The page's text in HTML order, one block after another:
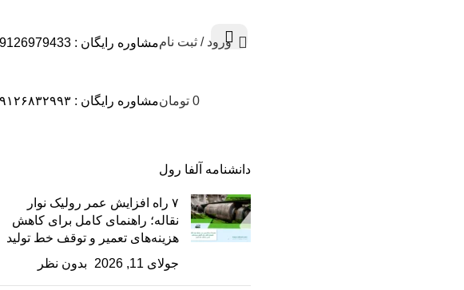
ورود / ثبت ناممشاوره رایگان : 09126979433
0 تومانمشاوره رایگان : ۰۹۱۲۶۸۳۲۹۹۳
دانشنامه آلفا رول
۷ راه افزایش عمر رولیک نوار
نقاله؛ راهنمای کامل برای کاهش
هزینه‌های تعمیر و توقف خط تولید
جولای 11, 2026
بدون نظر